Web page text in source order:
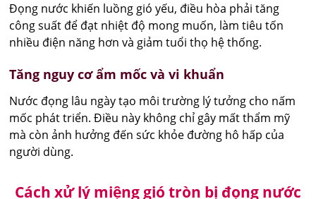
Đọng nước khiến luồng gió yếu, điều hòa phải tăng
công suất để đạt nhiệt độ mong muốn, làm tiêu tốn
nhiều điện năng hơn và giảm tuổi thọ hệ thống.
Tăng nguy cơ ẩm mốc và vi khuẩn
Nước đọng lâu ngày tạo môi trường lý tưởng cho nấm
mốc phát triển. Điều này không chỉ gây mất thẩm mỹ
mà còn ảnh hưởng đến sức khỏe đường hô hấp của
người dùng.
Cách xử lý miệng gió tròn bị đọng nước